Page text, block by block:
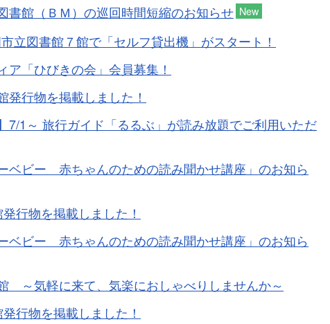
書館（ＢＭ）の巡回時間短縮のお知らせ New
市立図書館７館で「セルフ貸出機」がスタート！
ア「ひびきの会」会員募集！
発行物を掲載しました！
7/1～ 旅行ガイド「るるぶ」が読み放題でご利用いただ
ベビー 赤ちゃんのための読み聞かせ講座」のお知ら
発行物を掲載しました！
ベビー 赤ちゃんのための読み聞かせ講座」のお知ら
～気軽に来て、気楽におしゃべりしませんか～
発行物を掲載しました！